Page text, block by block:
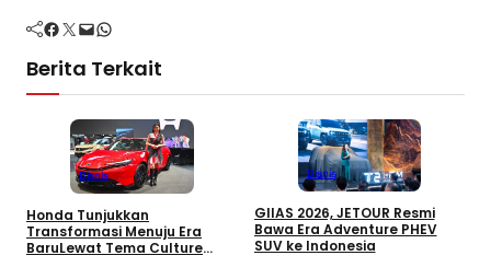
Facebook Twitter Mail WhatsApp
Berita Terkait
Bisnis
Honda Tunjukkan
Transformasi Menuju Era
BaruLewat Tema Culture
Bisnis
GIIAS 2026, JETOUR Resmi
Bawa Era Adventure PHEV
SUV ke Indonesia